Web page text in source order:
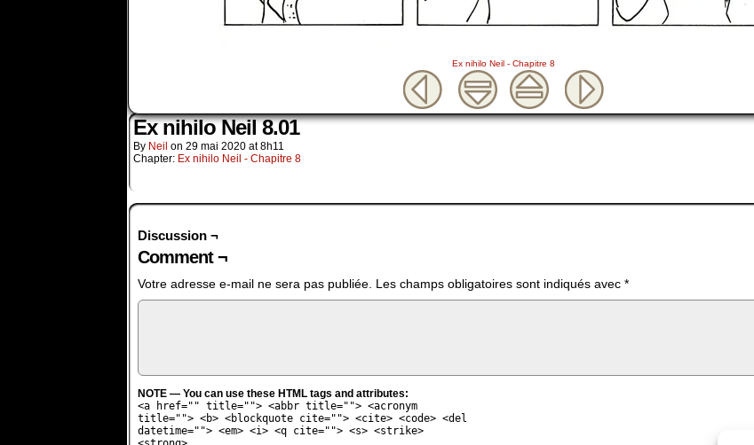
Ex nihilo Neil - Chapitre 8
Ex nihilo Neil 8.01
By Neil on 29 mai 2020 at8h11
Chapter: Ex nihilo Neil - Chapitre 8
Discussion ¬
Comment ¬
Votre adresse e-mail ne sera pas publiée. Les champs obligatoires sont indiqués avec *
NOTE — You can use these HTML tags and attributes:
<a href="" title=""> <abbr title=""> <acronym
title=""> <b> <blockquote cite=""> <cite> <code> <del
datetime=""> <em> <i> <q cite=""> <s> <strike>